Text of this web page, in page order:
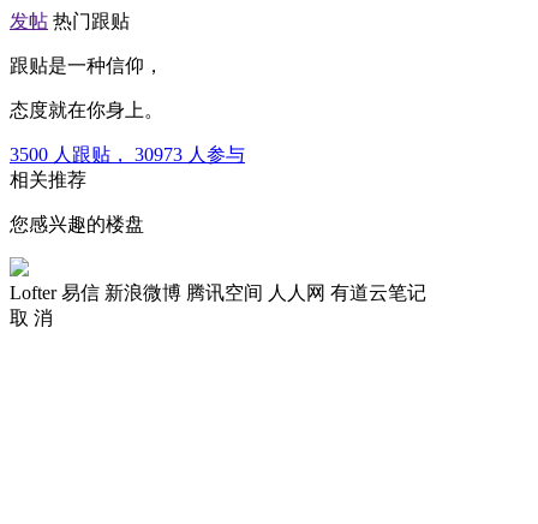
发帖 热门跟贴
跟贴是一种信仰，
态度就在你身上。
3500 人跟贴， 30973 人参与
相关推荐
您感兴趣的楼盘
Lofter 易信 新浪微博 腾讯空间 人人网 有道云笔记
取 消